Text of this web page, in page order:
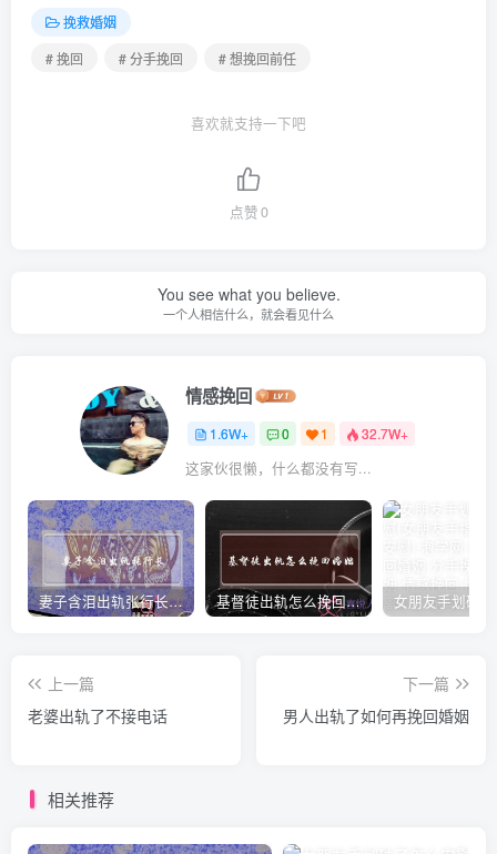
挽救婚姻
# 挽回
# 分手挽回 # 想挽回前任
喜欢就支持一下吧
点赞0
You see what you believe.
一个人相信什么，就会看见什么
情感挽回
1.6W+ 0 1 32.7W+
这家伙很懒，什么都没有写...
妻子含泪出轨张行长 她说全都是因为家中 基督徒出轨怎么挽回婚姻(基督徒面对出轨婚姻)
上一篇
老婆出轨了不接电话
下一篇
男人出轨了如何再挽回婚姻
相关推荐